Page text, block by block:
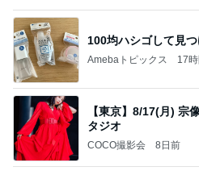
100均ハシゴして見
Amebaトピックス 17
【東京】8/17(月) 宗
タジオ
COCO撮影会 8日前